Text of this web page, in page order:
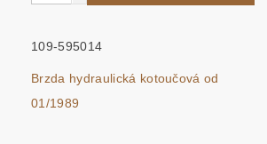
109-595014
Brzda hydraulická kotoučová od
01/1989